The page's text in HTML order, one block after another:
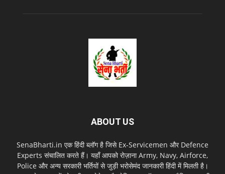
ABOUT US
SenaBharti.in एक हिंदी ब्लॉग है जिसे Ex‑Servicemen और Defence
Experts संचालित करते हैं। यहाँ आपको रोज़ाना Army, Navy, Airforce,
Police और अन्य सरकारी भर्तियों से जुड़ी भरोसेमंद जानकारी हिंदी में मिलती है।